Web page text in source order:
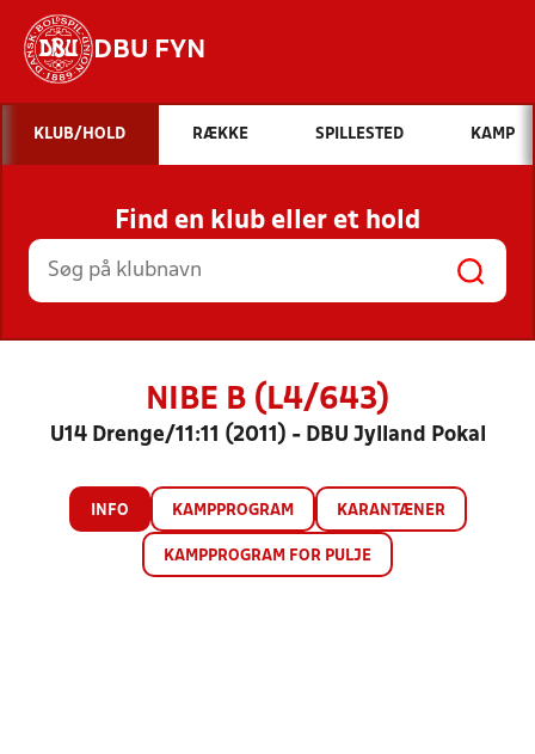
DBU FYN
Hvad vil du søge efter?
INDHOLD OG NYHEDER
STILLINGER, RESULTATER, KLUBBER OG
HOLD
KLUB/HOLD RÆKKE SPILLESTED KAMP
Find en klub eller et hold
NIBE B (L4/643)
U14 Drenge/11:11 (2011) - DBU Jylland Pokal
INFO KAMPPROGRAM KARANTÆNER
KAMPPROGRAM FOR PULJE